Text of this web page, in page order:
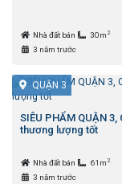
Nhà đất bán 30m 2
3 năm trước
QUẬN 3
SIÊU PHẨM QUẬN 3,
thương lượng tốt
Nhà đất bán 61m 2
3 năm trước